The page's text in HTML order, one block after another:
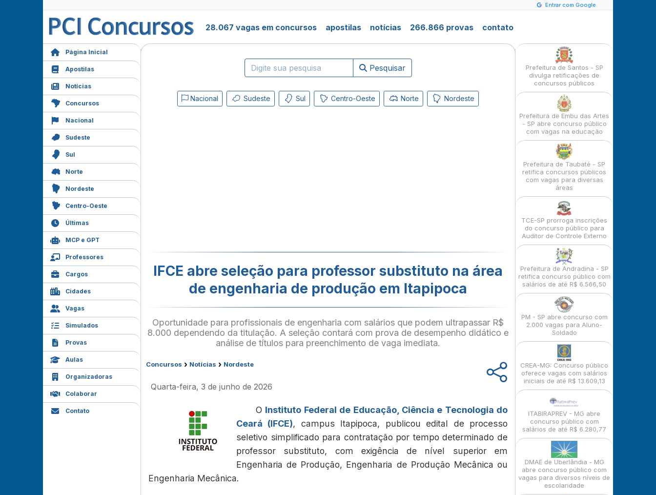
Entrar com Google
28.067 vagas em concursos apostilas notícias 266.866 provas contato
Página Inicial
Apostilas
Notícias
Concursos
Nacional
Sudeste
Sul
Norte
Nordeste
Centro-Oeste
Últimas
MCP e GPT
Professores
Cargos
Cidades
Vagas
Simulados
Provas
Aulas
Organizadoras
Colaborar
Contato
Pesquisar
Nacional Sudeste Sul Centro-Oeste Norte Nordeste
IFCE abre seleção para professor substituto na área
de engenharia de produção em Itapipoca
Oportunidade para profissionais de engenharia com salários que podem ultrapassar R$
8.000 dependendo da titulação. A seleção contará com prova de desempenho didático e
análise de títulos para preenchimento de vaga imediata.
Concursos › Notícias › Nordeste
Quarta-feira, 3 de junho de 2026
O Instituto Federal de Educação, Ciência e Tecnologia do
Ceará (IFCE), campus Itapipoca, publicou edital de processo
seletivo simplificado para contratação por tempo determinado de
professor substituto, com exigência de nível superior em
Engenharia de Produção, Engenharia de Produção Mecânica ou
Engenharia Mecânica.
Prefeitura de Santos - SP
divulga retificações de
concursos públicos
Prefeitura de Embu das Artes
- SP abre concurso público
com vagas na educação
Prefeitura de Taubaté - SP
retifica concursos públicos
com vagas para diversas
áreas
TCE-SP prorroga inscrições
do concurso público para
Auditor de Controle Externo
Prefeitura de Andradina - SP
retifica concurso público com
salários de até R$ 6.566,50
PM - SP abre concurso com
2.000 vagas para Aluno-
Soldado
CREA-MG: Concurso público
oferece vagas com salários
iniciais de até R$ 13.609,13
ITABIRAPREV - MG abre
concurso público com
salários de até R$ 6.280,77
DMAE de Uberlândia - MG
abre concurso público com
vagas para diversos níveis de
escolaridade